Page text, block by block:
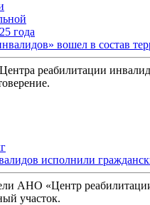
вошел в состав
реабилитации
исполнили
АНО «Центр
участок.